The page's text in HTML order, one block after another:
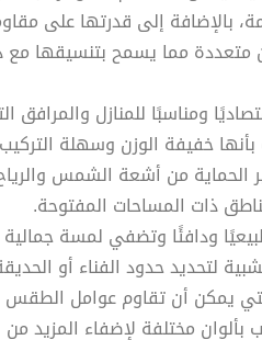
بالإضافة إلى قدرتها على
متعددة مما يسمح بتنسيقها مع
ومناسبًا للمنازل والمرافق
خفيفة الوزن وسهلة
الحماية من أشعة الشمس
ذات المساحات المفتوحة.
ودافئًا وتضفي لمسة
لتحديد حدود الفناء أو
يمكن أن تقاوم عوامل
مختلفة لإضفاء المزيد من